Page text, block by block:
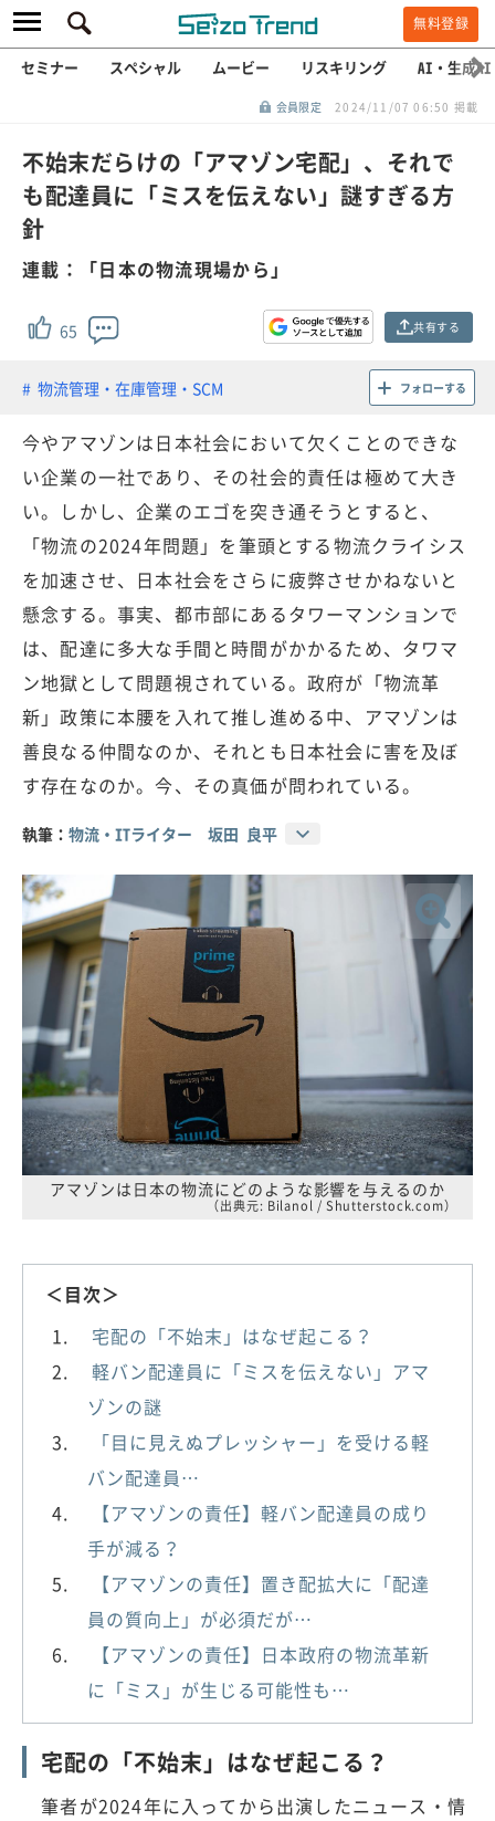
無料登録
セミナー スペシャル ムービー リスキリング AI・生成AI
会員限定 2024/11/07 06:50 掲載
不始末だらけの「アマゾン宅配」、それで
も配達員に「ミスを伝えない」謎すぎる方
針
連載：「日本の物流現場から」
65 共有する
物流管理・在庫管理・SCM フォローする
今やアマゾンは日本社会において欠くことのできな
い企業の一社であり、その社会的責任は極めて大き
い。しかし、企業のエゴを突き通そうとすると、
「物流の2024年問題」を筆頭とする物流クライシス
を加速させ、日本社会をさらに疲弊させかねないと
懸念する。事実、都市部にあるタワーマンションで
は、配達に多大な手間と時間がかかるため、タワマ
ン地獄として問題視されている。政府が「物流革
新」政策に本腰を入れて推し進める中、アマゾンは
善良なる仲間なのか、それとも日本社会に害を及ぼ
す存在なのか。今、その真価が問われている。
執筆： 物流・ITライター 坂田 良平
アマゾンは日本の物流にどのような影響を与えるのか
（出典元: Bilanol / Shutterstock.com）
＜目次＞
宅配の「不始末」はなぜ起こる？
軽バン配達員に「ミスを伝えない」アマ
ゾンの謎
「目に見えぬプレッシャー」を受ける軽
バン配達員…
【アマゾンの責任】軽バン配達員の成り
手が減る？
【アマゾンの責任】置き配拡大に「配達
員の質向上」が必須だが…
【アマゾンの責任】日本政府の物流革新
に「ミス」が生じる可能性も…
宅配の「不始末」はなぜ起こる？
筆者が2024年に入ってから出演したニュース・情